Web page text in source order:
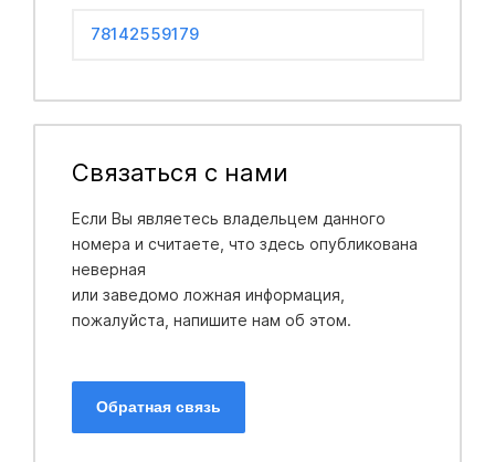
78142559179
Связаться с нами
Если Вы являетесь владельцем данного
номера и считаете, что здесь опубликована
неверная
или заведомо ложная информация,
пожалуйста, напишите нам об этом.
Обратная связь